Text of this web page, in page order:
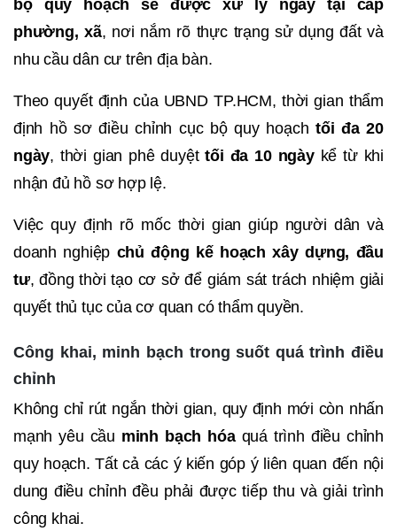
bộ quy hoạch sẽ được xử lý ngay tại cấp
phường, xã, nơi nắm rõ thực trạng sử dụng đất và
nhu cầu dân cư trên địa bàn.
Theo quyết định của UBND TP.HCM, thời gian thẩm
định hồ sơ điều chỉnh cục bộ quy hoạchtối đa 20
ngày, thời gian phê duyệttối đa 10 ngàykể từ khi
nhận đủ hồ sơ hợp lệ.
Việc quy định rõ mốc thời gian giúp người dân và
doanh nghiệp chủ động kế hoạch xây dựng, đầu
tư, đồng thời tạo cơ sở để giám sát trách nhiệm giải
quyết thủ tục của cơ quan có thẩm quyền.
Công khai, minh bạch trong suốt quá trình điều
chỉnh
Không chỉ rút ngắn thời gian, quy định mới còn nhấn
mạnh yêu cầu minh bạch hóaquá trình điều chỉnh
quy hoạch. Tất cả các ý kiến góp ý liên quan đến nội
dung điều chỉnh đều phải được tiếp thu và giải trình
công khai.